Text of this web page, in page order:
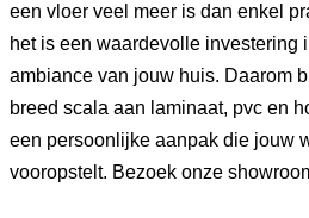
een vloer veel meer is dan enkel
het is een waardevolle investering
ambiance van jouw huis. Daarom
breed scala aan laminaat, pvc en
een persoonlijke aanpak die jouw
vooropstelt. Bezoek onze